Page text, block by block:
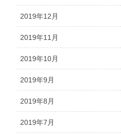
2019年12月
2019年11月
2019年10月
2019年9月
2019年8月
2019年7月